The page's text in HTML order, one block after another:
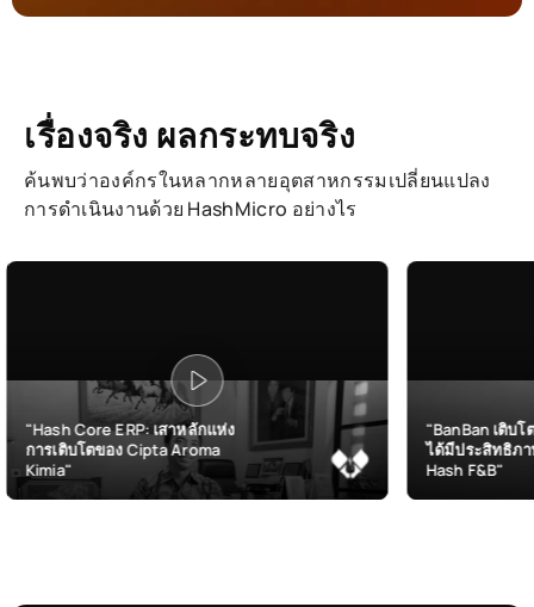
เรื่องจริง ผลกระทบจริง
ค้นพบว่าองค์กรในหลากหลายอุตสาหกรรมเปลี่ยนแปลง
การดำเนินงานด้วย HashMicro อย่างไร
ERP: เสาหลักแห่ง
ง Cipta Aroma
"BanBan เติบโตและบริหารสา
ได้มีประสิทธิภาพมากขึ้นด้วย
Hash F&B"